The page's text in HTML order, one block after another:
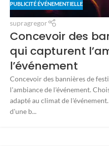
PUBLICITÉ ÉVÉNEMENTIELLE
supragregor
Concevoir des
qui capturent
l’événement
Concevoir des bannières de
l'ambiance de l'événement.
adapté au climat de
d'une b...